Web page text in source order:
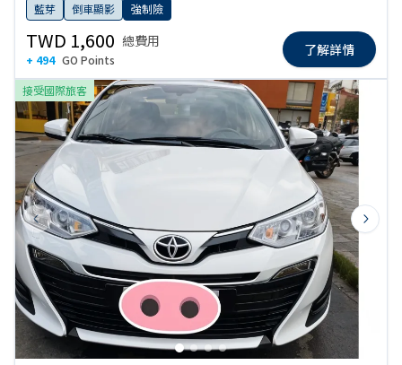
藍芽
倒車顯影 強制險
TWD 1,600 總費用
+ 494 GO Points
了解詳情
接受國際旅客
Previous slide Next